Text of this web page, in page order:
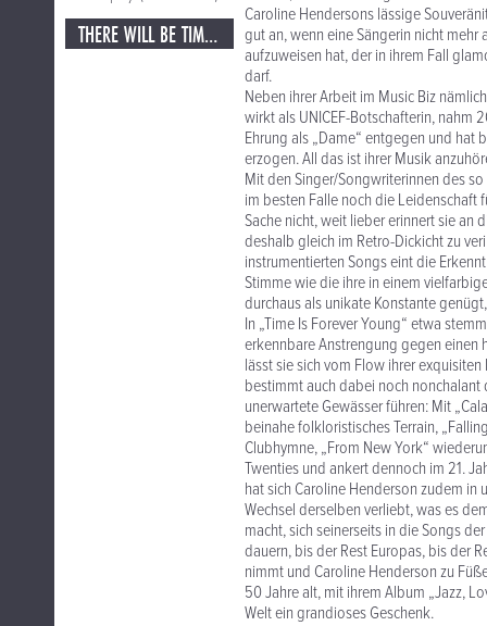
THERE WILL BE TIME ENOUGH FOR ROCKING WHEN WE'RE O
Caroline Hendersons lässige
gut an, wenn eine Sängerin nicht
aufzuweisen hat, der in ihrem Fall
darf.
Neben ihrer Arbeit im Music Biz
wirkt als UNICEF-Botschafterin, nahm
Ehrung als „Dame“ entgegen und hat
erzogen. All das ist ihrer Musik
Mit den Singer/Songwriterinnen des
im besten Falle noch die Leidenschaft
Sache nicht, weit lieber erinnert sie an
deshalb gleich im Retro-Dickicht zu
instrumentierten Songs eint die
Stimme wie die ihre in einem
durchaus als unikate Konstante
In „Time Is Forever Young“ etwa
erkennbare Anstrengung gegen einen
lässt sie sich vom Flow ihrer
bestimmt auch dabei noch
unerwartete Gewässer führen: Mit
beinahe folkloristisches Terrain,
Clubhymne, „From New York“
Twenties und ankert dennoch im 21.
hat sich Caroline Henderson zudem
Wechsel derselben verliebt, was es
macht, sich seinerseits in die Songs
dauern, bis der Rest Europas, bis der
nimmt und Caroline Henderson zu
50 Jahre alt, mit ihrem Album „Jazz,
Welt ein grandioses Geschenk.